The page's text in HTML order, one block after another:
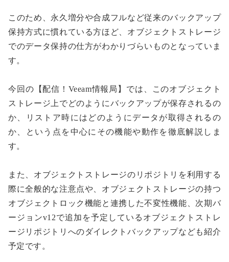
このため、永久増分や合成フルなど従来のバックアップ
保持方式に慣れている方ほど、オブジェクトストレージ
でのデータ保持の仕方がわかりづらいものとなっていま
す。
今回の【配信！Veeam情報局】では、このオブジェクト
ストレージ上でどのようにバックアップが保存されるの
か、リストア時にはどのようにデータが取得されるの
か、という点を中心にその機能や動作を徹底解説しま
す。
また、オブジェクトストレージのリポジトリを利用する
際に全般的な注意点や、オブジェクトストレージの持つ
オブジェクトロック機能と連携した不変性機能、次期バ
ージョンv12で追加を予定しているオブジェクトストレ
ージリポジトリへのダイレクトバックアップなども紹介
予定です。